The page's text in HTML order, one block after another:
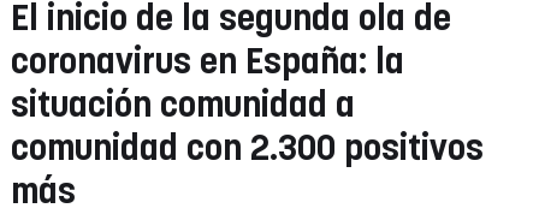
El inicio de la segunda ola de
coronavirus en España: la
situación comunidad a
comunidad con 2.300 positivos
más